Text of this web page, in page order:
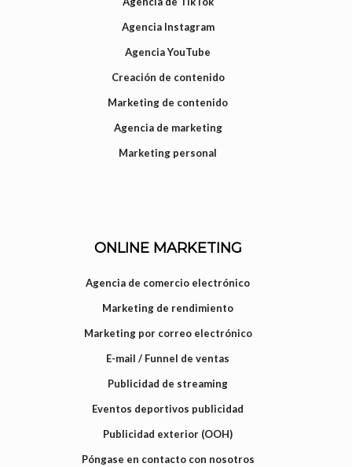
Agencia Instagram
Agencia YouTube
Creación de contenido
Marketing de contenido
Agencia de marketing
Marketing personal
ONLINE MARKETING
Agencia de comercio electrónico
Marketing de rendimiento
Marketing por correo electrónico
E-mail / Funnel de ventas
Publicidad de streaming
Eventos deportivos publicidad
Publicidad exterior (OOH)
Póngase en contacto con nosotros